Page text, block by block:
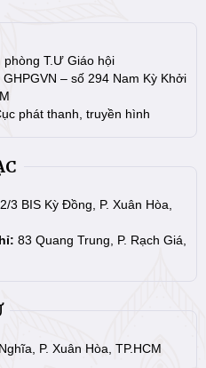
T.Ư Giáo hội
– số 294 Nam Kỳ Khởi
phát thanh, truyền hình
3 BIS Kỳ Đồng, P. Xuân Hòa,
83 Quang Trung, P. Rạch Giá,
P. Xuân Hòa, TP.HCM